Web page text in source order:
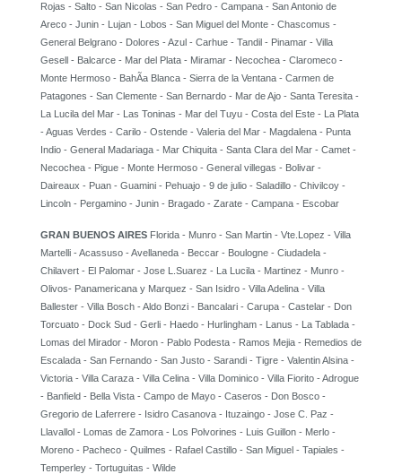
Rojas - Salto - San Nicolas - San Pedro - Campana - San Antonio de
Areco - Junin - Lujan - Lobos - San Miguel del Monte - Chascomus -
General Belgrano - Dolores - Azul - Carhue - Tandil - Pinamar - Villa
Gesell - Balcarce - Mar del Plata - Miramar - Necochea - Claromeco -
Monte Hermoso - BahÃ­a Blanca - Sierra de la Ventana - Carmen de
Patagones - San Clemente - San Bernardo - Mar de Ajo - Santa Teresita -
La Lucila del Mar - Las Toninas - Mar del Tuyu - Costa del Este - La Plata
- Aguas Verdes - Carilo - Ostende - Valeria del Mar - Magdalena - Punta
Indio - General Madariaga - Mar Chiquita - Santa Clara del Mar - Camet -
Necochea - Pigue - Monte Hermoso - General villegas - Bolivar -
Daireaux - Puan - Guamini - Pehuajo - 9 de julio - Saladillo - Chivilcoy -
Lincoln - Pergamino - Junin - Bragado - Zarate - Campana - Escobar
GRAN BUENOS AIRES Florida - Munro - San Martin - Vte.Lopez - Villa
Martelli - Acassuso - Avellaneda - Beccar - Boulogne - Ciudadela -
Chilavert - El Palomar - Jose L.Suarez - La Lucila - Martinez - Munro -
Olivos- Panamericana y Marquez - San Isidro - Villa Adelina - Villa
Ballester - Villa Bosch - Aldo Bonzi - Bancalari - Carupa - Castelar - Don
Torcuato - Dock Sud - Gerli - Haedo - Hurlingham - Lanus - La Tablada -
Lomas del Mirador - Moron - Pablo Podesta - Ramos Mejia - Remedios de
Escalada - San Fernando - San Justo - Sarandi - Tigre - Valentin Alsina -
Victoria - Villa Caraza - Villa Celina - Villa Dominico - Villa Fiorito - Adrogue
- Banfield - Bella Vista - Campo de Mayo - Caseros - Don Bosco -
Gregorio de Laferrere - Isidro Casanova - Ituzaingo - Jose C. Paz -
Llavallol - Lomas de Zamora - Los Polvorines - Luis Guillon - Merlo -
Moreno - Pacheco - Quilmes - Rafael Castillo - San Miguel - Tapiales -
Temperley - Tortuguitas - Wilde